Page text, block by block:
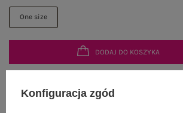
One size
DODAJ DO KOSZYKA
Konfiguracja zgód